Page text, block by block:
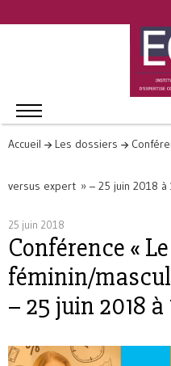
Accueil Les dossiers
versus expert » – 25 juin 2018 à
25 juin 2018
Conférence «
féminin/
– 25 juin 2018